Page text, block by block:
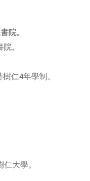
。
仁4年學制。
大學。